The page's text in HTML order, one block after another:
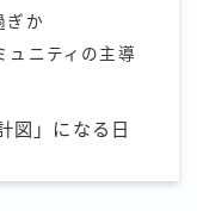
ぎか
ュニティの主導
図」になる日